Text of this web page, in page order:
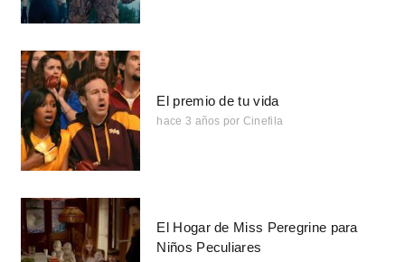
El premio de tu vida
hace 3 años por Cinefila
El Hogar de Miss Peregrine para
Niños Peculiares